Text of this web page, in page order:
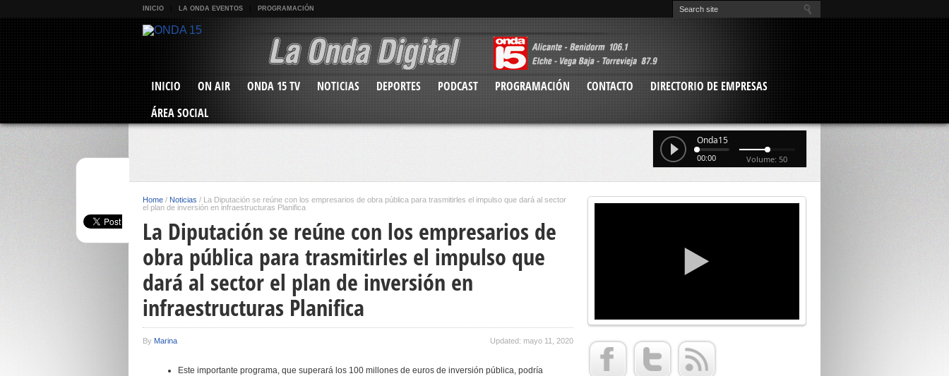
INICIO LA ONDA EVENTOS PROGRAMACIÓN
INICIO ON AIR ONDA 15 TV NOTICIAS DEPORTES PODCAST PROGRAMACIÓN CONTACTO
DIRECTORIO DE EMPRESAS
ÁREA SOCIAL
Onda15
00:00 Volume: 50
Home / Noticias / La Diputación se reúne con los empresarios de obra pública para trasmitirles el impulso que dará al sector
el plan de inversión en infraestructuras Planifica
La Diputación se reúne con los empresarios de
obra pública para trasmitirles el impulso que
dará al sector el plan de inversión en
infraestructuras Planifica
By Marina Updated: mayo 11, 2020
Este importante programa, que superará los 100 millones de euros de inversión pública, podría